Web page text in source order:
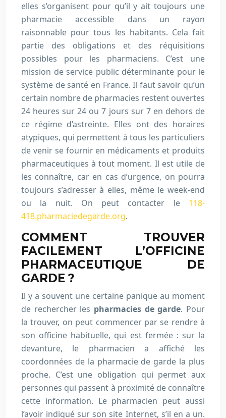
elles s’organisent pour qu’il y ait toujours une
pharmacie accessible dans un rayon
raisonnable pour tous les habitants. Cela fait
partie des obligations et des réquisitions
possibles pour les pharmaciens. C’est une
mission de service public déterminante pour le
système de santé en France. Il faut savoir qu’un
certain nombre de pharmacies restent ouvertes
24 heures sur 24 ou 7 jours sur 7 en dehors de
ce régime d’astreinte. Elles ont des horaires
atypiques, qui permettent à tous les particuliers
de venir se fournir en médicaments et produits
pharmaceutiques à tout moment. Il est utile de
les connaître, car en cas d’urgence, on pourra
toujours s’adresser à elles, même le week-end
ou la nuit. On peut contacter le 118-
418.pharmaciedegarde.org.
COMMENT TROUVER
FACILEMENT L’OFFICINE
PHARMACEUTIQUE DE
GARDE ?
Il y a souvent une certaine panique au moment
de rechercher les pharmacies de garde. Pour
la trouver, on peut commencer par se rendre à
son officine habituelle, qui est fermée : sur la
devanture, le pharmacien a affiché les
coordonnées de la pharmacie de garde la plus
proche. C’est une obligation qui permet aux
personnes qui passent à proximité de connaître
cette information. Le pharmacien peut aussi
l’avoir indiqué sur son site Internet, s’il en a un.